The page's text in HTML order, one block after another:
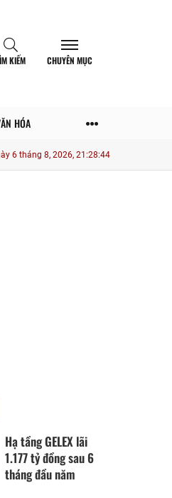
KIẾM CHUYÊN MỤC
HÓA
nghe nhưng không phải lúc nào cũng
6 tháng 8, 2026, 21:28:46
Hạ tầng GELEX lãi
1.177 tỷ đồng sau 6
tháng đầu năm